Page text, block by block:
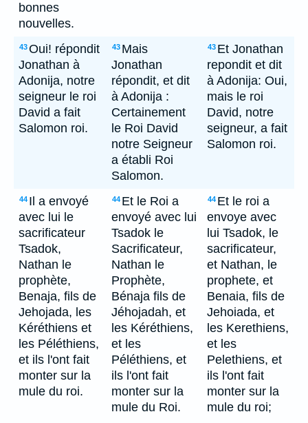
bonnes
nouvelles.
43Oui! répondit
Jonathan à
Adonija, notre
seigneur le roi
David a fait
Salomon roi.
43 Mais
Jonathan
répondit, et dit
à Adonija :
Certainement
le Roi David
notre Seigneur
a établi Roi
Salomon.
43 Et Jonathan
repondit et dit
à Adonija: Oui,
mais le roi
David, notre
seigneur, a fait
Salomon roi.
44 Il a envoyé
avec lui le
sacrificateur
Tsadok,
Nathan le
prophète,
Benaja, fils de
Jehojada, les
Kéréthiens et
les Péléthiens,
et ils l'ont fait
monter sur la
mule du roi.
44 Et le Roi a
envoyé avec lui
Tsadok le
Sacrificateur,
Nathan le
Prophète,
Bénaja fils de
Jéhojadah, et
les Kéréthiens,
et les
Péléthiens, et
ils l'ont fait
monter sur la
mule du Roi.
44 Et le roi a
envoye avec
lui Tsadok, le
sacrificateur,
et Nathan, le
prophete, et
Benaia, fils de
Jehoiada, et
les Kerethiens,
et les
Pelethiens, et
ils l'ont fait
monter sur la
mule du roi;